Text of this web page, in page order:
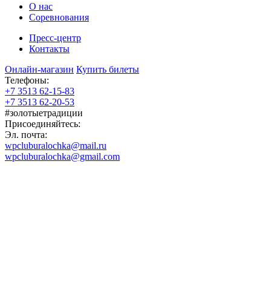
О нас
Соревнования
Пресс-центр
Контакты
Онлайн-магазин Купить билеты
Телефоны:
+7 3513 62-15-83
+7 3513 62-20-53
#золотыетрадиции
Присоединяйтесь:
Эл. почта:
wpcluburalochka@mail.ru
wpcluburalochka@gmail.com